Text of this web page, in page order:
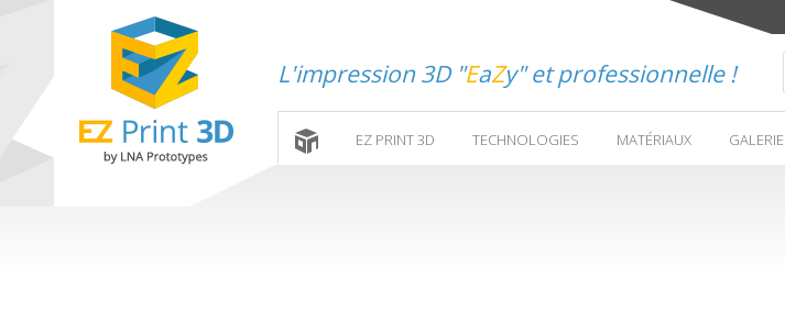
L'impression 3D "EaZy" et professionnelle !
EZ PRINT 3D TECHNOLOGIES MATÉRIAUX GALERIE